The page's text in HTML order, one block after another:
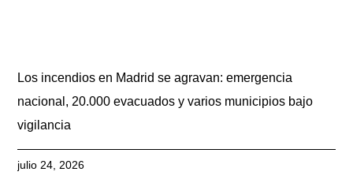
Los incendios en Madrid se agravan: emergencia
nacional, 20.000 evacuados y varios municipios bajo
vigilancia
julio 24, 2026